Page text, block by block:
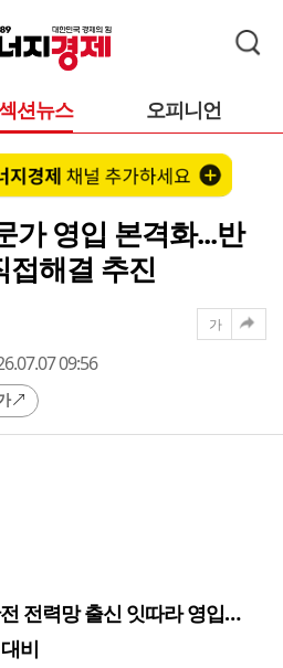
션뉴스 오피니언
가 영입 본격화...반
접해결 추진
09:56
가
전력망 출신 잇따라 영입…
비